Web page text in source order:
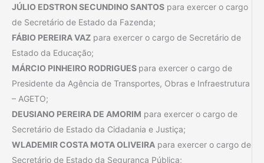
JÚLIO EDSTRON SECUNDINO SANTOS para exercer o cargo
de Secretário de Estado da Fazenda;
FÁBIO PEREIRA VAZ para exercer o cargo de Secretário de
Estado da Educação;
MÁRCIO PINHEIRO RODRIGUES para exercer o cargo de
Presidente da Agência de Transportes, Obras e Infraestrutura
– AGETO;
DEUSIANO PEREIRA DE AMORIM para exercer o cargo de
Secretário de Estado da Cidadania e Justiça;
WLADEMIR COSTA MOTA OLIVEIRA para exercer o cargo de
Secretário de Estado da Segurança Pública;